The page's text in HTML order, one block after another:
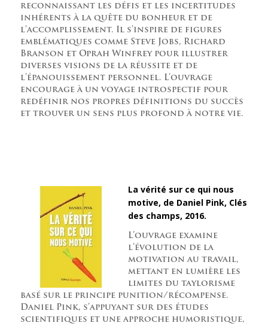
reconnaissant les défis et les incertitudes
inhérents à la quête du bonheur et de
l’accomplissement. Il s’inspire de figures
emblématiques comme Steve Jobs, Richard
Branson et Oprah Winfrey pour illustrer
diverses visions de la réussite et de
l’épanouissement personnel. L’ouvrage
encourage à un voyage introspectif pour
redéfinir nos propres définitions du succès
et trouver un sens plus profond à notre vie.
La vérité sur ce qui nous
motive, de Daniel Pink, Clés
des champs, 2016.
L’ouvrage examine
l’évolution de la
motivation au travail,
mettant en lumière les
limites du taylorisme
basé sur le principe punition/récompense.
Daniel Pink, s’appuyant sur des études
scientifiques et une approche humoristique,